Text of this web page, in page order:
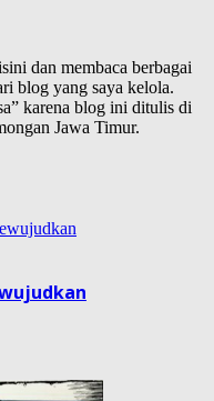
dan membaca berbagai
blog yang saya kelola.
karena blog ini ditulis di
Jawa Timur.